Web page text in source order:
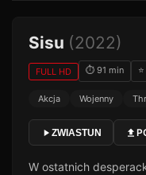
Sisu (2022)
FULL HD ⏱ 91 min
Akcja Wojenny
ZWIASTUN
W ostatnich